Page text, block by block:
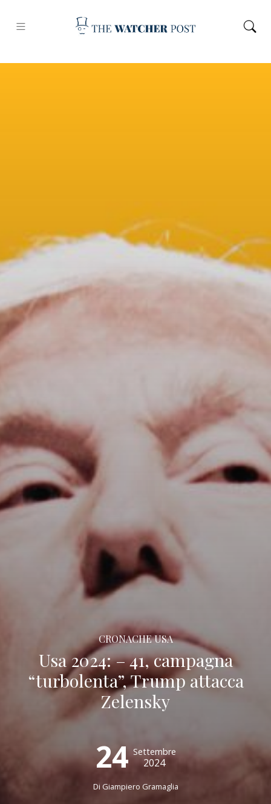
CRONACHE USA
Usa 2024: – 41, campagna
“turbolenta”, Trump attacca
Zelensky
24 Settembre
2024
Di Giampiero Gramaglia